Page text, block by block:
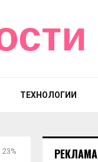
ТЕХНОЛОГИИ
РЕКЛАМА